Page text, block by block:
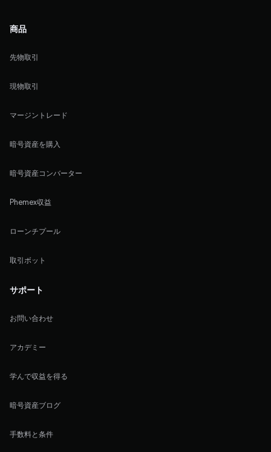
商品
先物取引
現物取引
マージントレード
暗号資産を購入
暗号資産コンバーター
Phemex収益
ローンチプール
取引ボット
サポート
お問い合わせ
アカデミー
学んで収益を得る
暗号資産ブログ
手数料と条件